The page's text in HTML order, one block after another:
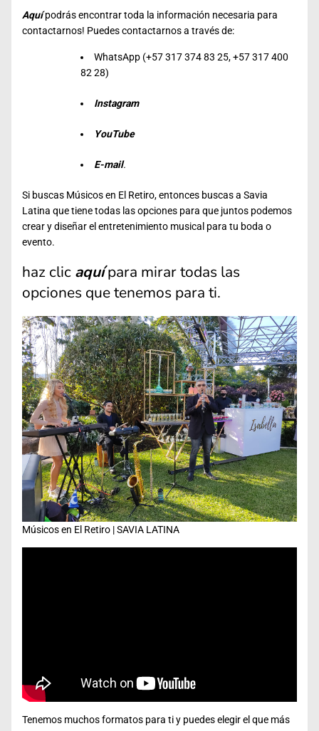
Aquípodrás encontrar toda la información necesaria para
contactarnos! Puedes contactarnos a través de:
WhatsApp (+57 317 374 83 25, +57 317 400
82 28)
Instagram
YouTube
E-mail.
Si buscas Músicos en El Retiro, entonces buscas a Savia
Latina que tiene todas las opciones para que juntos podemos
crear y diseñar el entretenimiento musical para tu boda o
evento.
haz clic aquí para mirar todas las
opciones que tenemos para ti.
Músicos en El Retiro | SAVIA LATINA
Tenemos muchos formatos para ti y puedes elegir el que más